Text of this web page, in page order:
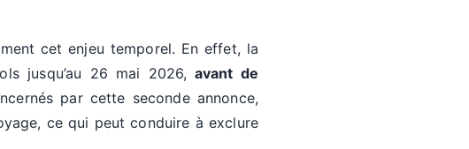
cet enjeu temporel. En effet, la
jusqu’au 26 mai 2026, avant de
par cette seconde annonce,
ce qui peut conduire à exclure